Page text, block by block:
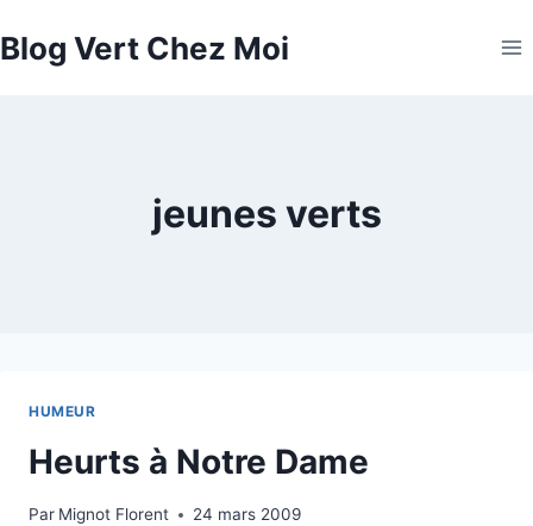
au
Blog Vert Chez Moi
jeunes verts
HUMEUR
Heurts à Notre Dame
Par Mignot Florent 24 mars 2009